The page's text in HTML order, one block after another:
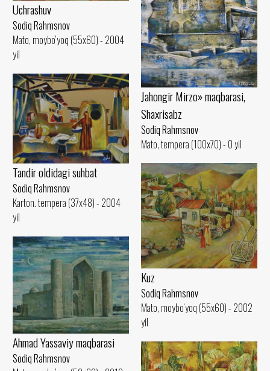
Uchrashuv
Sodiq Rahmsnov
Mato, moybo‘yoq (55x60) - 2004
yil
Jahongir Mirzo» maqbarasi,
Shaxrisabz
Sodiq Rahmsnov
Mato, tempera (100x70) - 0 yil
Tandir oldidagi suhbat
Sodiq Rahmsnov
Karton. tempera (37x48) - 2004
yil
Kuz
Sodiq Rahmsnov
Mato, moybo‘yoq (55x60) - 2002
yil
Ahmad Yassaviy maqbarasi
Sodiq Rahmsnov